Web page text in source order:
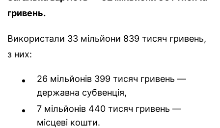
гривень.
Використали 33 мільйони 839 тисяч гривень,
з них:
26 мільйонів 399 тисяч гривень —
державна субвенція,
7 мільйонів 440 тисяч гривень —
місцеві кошти.